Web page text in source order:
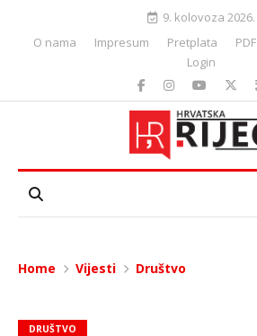
9. kolovoza 2026.
O nama
Impresum Pretplata PDF
Login
Home Vijesti Društvo
DRUŠTVO